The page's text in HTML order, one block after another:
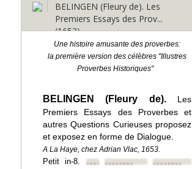
BELINGEN (Fleury de). Les
Premiers Essays des Prov...
(1653)
Une histoire amusante des proverbes:
la première version des célèbres "Illustres
Proverbes Historiques"
BELINGEN (Fleury de). Les
Premiers Essays des Proverbes et
autres Questions Curieuses proposez
et exposez en forme de Dialogue.
A La Haye, chez Adrian Vlac, 1653.
Petit in-8. ••••••••••••••••
••••••••